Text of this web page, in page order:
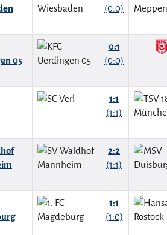
(0:0)
05
0:1
(0:0)
1:1
(1:1)
2:2
(1:1)
1:1
(1:0)